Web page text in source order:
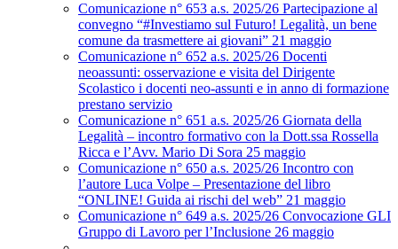
Comunicazione n° 653 a.s. 2025/26 Partecipazione al
convegno “#Investiamo sul Futuro! Legalità, un bene
comune da trasmettere ai giovani” 21 maggio
Comunicazione n° 652 a.s. 2025/26 Docenti
neoassunti: osservazione e visita del Dirigente
Scolastico i docenti neo-assunti e in anno di formazione
prestano servizio
Comunicazione n° 651 a.s. 2025/26 Giornata della
Legalità – incontro formativo con la Dott.ssa Rossella
Ricca e l’Avv. Mario Di Sora 25 maggio
Comunicazione n° 650 a.s. 2025/26 Incontro con
l’autore Luca Volpe – Presentazione del libro
“ONLINE! Guida ai rischi del web” 21 maggio
Comunicazione n° 649 a.s. 2025/26 Convocazione GLI
Gruppo di Lavoro per l’Inclusione 26 maggio